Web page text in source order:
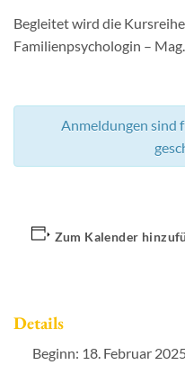
Begleitet wird die
Familienpsychologin –
Anmeldungen sind
Zum Kalender
Details
Beginn: 18. Februar